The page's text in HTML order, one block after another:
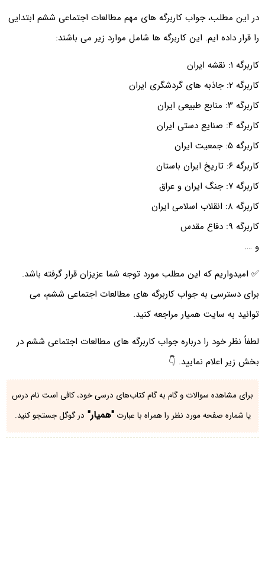
در این مطلب، جواب کاربرگه های مهم مطالعات اجتماعی ششم ابتدایی
را قرار داده ایم. این کاربرگه ها شامل موارد زیر می باشند:
کاربرگه ۱: نقشه ایران
کاربرگه ۲: جاذبه های گردشگری ایران
کاربرگه ۳: منابع طبیعی ایران
کاربرگه ۴: صنایع دستی ایران
کاربرگه ۵: جمعیت ایران
کاربرگه ۶: تاریخ ایران باستان
کاربرگه ۷: جنگ ایران و عراق
کاربرگه ۸: انقلاب اسلامی ایران
کاربرگه ۹: دفاع مقدس
و ….
✅ امیدواریم که این مطلب مورد توجه شما عزیزان قرار گرفته باشد.
برای دسترسی به جواب کاربرگه های مطالعات اجتماعی ششم، می
توانید به سایت همیار مراجعه کنید.
لطفاً نظر خود را درباره جواب کاربرگه های مطالعات اجتماعی ششم در
بخش زیر اعلام نمایید. 👇
برای مشاهده سوالات و گام به گام کتاب‌های درسی خود، کافی است نام درس
یا شماره صفحه مورد نظر را همراه با عبارت"همیار" در گوگل جستجو کنید.